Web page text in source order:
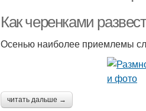
Как черенками
Осенью наиболее приемлемы
читать дальше →